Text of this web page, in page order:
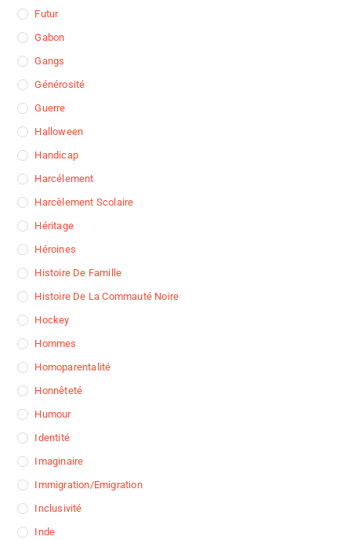
Futur
Gabon
Gangs
Générosité
Guerre
Halloween
Handicap
Harcélement
Harcèlement Scolaire
Héritage
Héroines
Histoire De Famille
Histoire De La Commauté Noire
Hockey
Hommes
Homoparentalité
Honnêteté
Humour
Identité
Imaginaire
Immigration/Emigration
Inclusivité
Inde